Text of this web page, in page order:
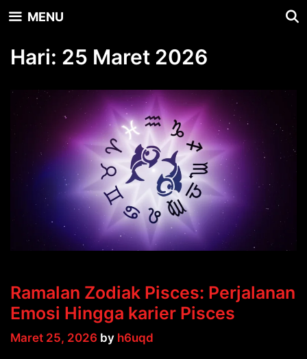
Skip
to
MENU
Hari: 25 Maret 2026
Ramalan Zodiak Pisces: Perjalanan
Emosi Hingga karier Pisces
Maret 25, 2026 by h6uqd